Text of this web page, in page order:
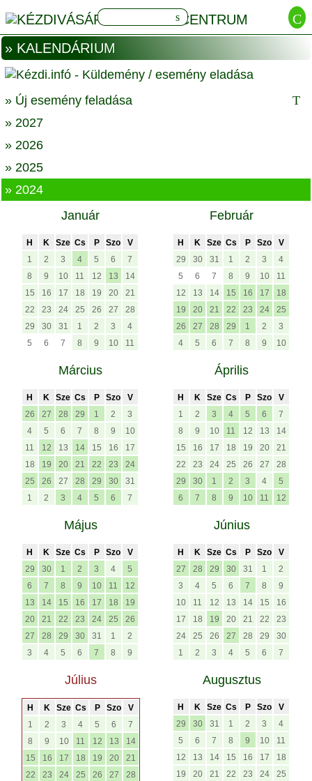
» KALENDÁRIUM
» Új esemény feladása
» 2027
» 2026
» 2025
» 2024
Január
H K Sze Cs P Szo
V
1
2 3 4 5 6
7
8
9 10 11 12 13
14
15
16 17 18 19 20
21
22
23 24 25 26 27
28
29
30 31 1 2 3
4
5
6 7 8 9 10 11
Február
H K Sze Cs P Szo
V
29
30 31 1 2 3
4
5
6 7 8 9 10
11
12
13 14 15 16 17
18
19
20 21 22 23 24
25
26
27 28 29 1 2
3
4
5 6 7 8 9 10
Március
H K Sze Cs P Szo
V
26
27 28 29 1 2
3
4
5 6 7 8 9
10
11
12 13 14 15 16
17
18
19 20 21 22 23
24
25
26 27 28 29 30
31
1
2 3 4 5 6 7
Április
H K Sze Cs P Szo
V
1
2 3 4 5 6
7
8
9 10 11 12 13
14
15
16 17 18 19 20
21
22
23 24 25 26 27
28
29
30 1 2 3 4
5
6
7 8 9 10 11 12
Május
H K Sze Cs P Szo
V
29
30 1 2 3 4
5
6
7 8 9 10 11
12
13
14 15 16 17 18
19
20
21 22 23 24 25
26
27
28 29 30 31 1
2
3
4 5 6 7 8 9
Június
H K Sze Cs P Szo
V
27
28 29 30 31 1
2
3
4 5 6 7 8
9
10
11 12 13 14 15
16
17
18 19 20 21 22
23
24
25 26 27 28 29
30
1
2 3 4 5 6 7
Július
H K Sze Cs P Szo
V
1
2 3 4 5 6
7
8
9 10 11 12 13
14
15
16 17 18 19 20
21
22
23 24 25 26 27
28
Augusztus
H K Sze Cs P Szo
V
29
30 31 1 2 3
4
5
6 7 8 9 10
11
12
13 14 15 16 17
18
19
20 21 22 23 24
25